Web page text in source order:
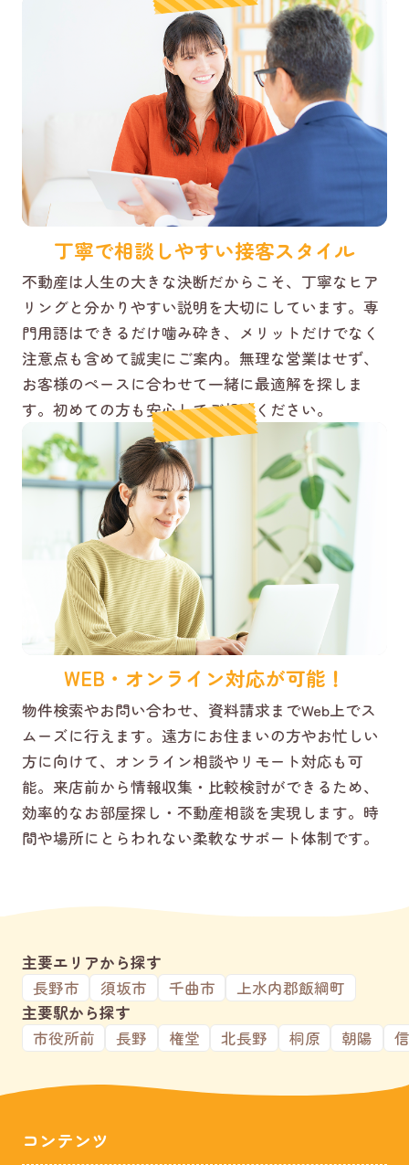
丁寧で相談しやすい接客スタイル
不動産は人生の大きな決断だからこそ、丁寧なヒア
リングと分かりやすい説明を大切にしています。専
門用語はできるだけ噛み砕き、メリットだけでなく
注意点も含めて誠実にご案内。無理な営業はせず、
お客様のペースに合わせて一緒に最適解を探しま
す。初めての方も安心してご相談ください。
WEB・オンライン対応が可能！
物件検索やお問い合わせ、資料請求までWeb上でス
ムーズに行えます。遠方にお住まいの方やお忙しい
方に向けて、オンライン相談やリモート対応も可
能。来店前から情報収集・比較検討ができるため、
効率的なお部屋探し・不動産相談を実現します。時
間や場所にとらわれない柔軟なサポート体制です。
主要エリアから探す
長野市
須坂市 千曲市
上水内郡飯綱町
主要駅から探す
市役所前
長野 権堂 北長野 桐原 朝陽
コンテンツ